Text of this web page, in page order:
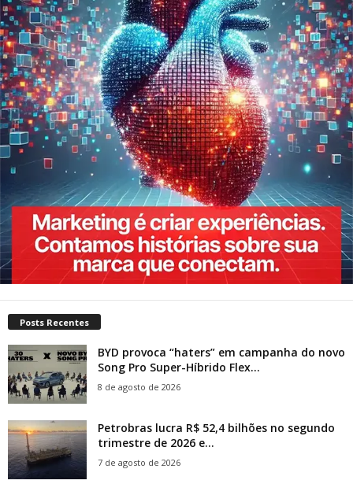
Posts Recentes
BYD provoca “haters” em campanha do novo
Song Pro Super-Híbrido Flex...
8 de agosto de 2026
Petrobras lucra R$ 52,4 bilhões no segundo
trimestre de 2026 e...
7 de agosto de 2026